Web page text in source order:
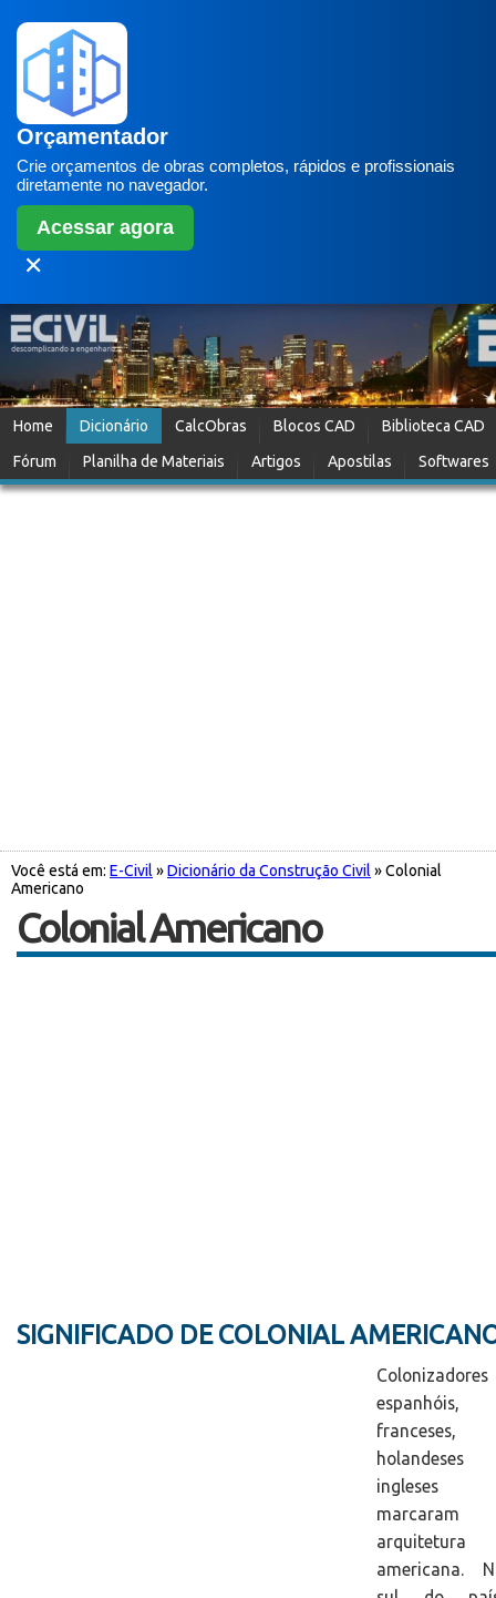
Orçamentador
Crie orçamentos de obras completos, rápidos e profissionais
diretamente no navegador.
Acessar agora
✕
Home Dicionário CalcObras Blocos CAD
Biblioteca CAD
Fórum
Planilha de Materiais Artigos Apostilas Softwares
Você está em: E-Civil »Dicionário da Construção Civil » Colonial
Americano
Colonial Americano
SIGNIFICADO DE COLONIAL
Colonizadores
espanhóis,
franceses,
holandeses
ingleses
marcaram
arquitetura
americana.